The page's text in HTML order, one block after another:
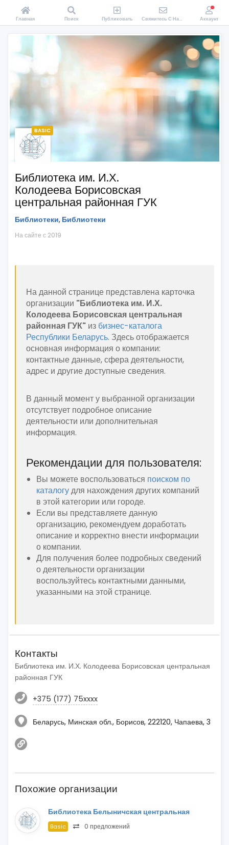
BASIC
Библиотека им. И.Х.
Колодеева Борисовская
центральная районная ГУК
Библиотеки, Библиотеки
На сайте с 2019
На данной странице представлена карточка
организации "Библиотека им. И.Х.
Колодеева Борисовская центральная
районная ГУК" из бизнес-каталога
Республики Беларусь. Здесь отображается
основная информация о компании:
контактные данные, сфера деятельности,
адрес и другие доступные сведения.
В данный момент у выбранной организации
отсутствует подробное описание
деятельности или дополнительная
информация.
Рекомендации для пользователя:
Вы можете воспользоваться поиском по
каталогудля нахождения других компаний
в этой категории или городе.
Если вы представляете данную
организацию, рекомендуем доработать
описание и корректно внести информации
о компании.
Для получения более подробных сведений
о деятельности организации
воспользуйтесь контактными данными,
указанными на этой странице.
Контакты
Библиотека им. И.Х. Колодеева Борисовская центральная
районная ГУК
+375 (177) 75xxxx
Беларусь, Минская обл., Борисов, 222120, Чапаева, 3
Похожие организации
Библиотека Белыничская центральная
Basic 0 предложений
Главная Поиск Публиковать Свяжитесь С Нами Аккаунт